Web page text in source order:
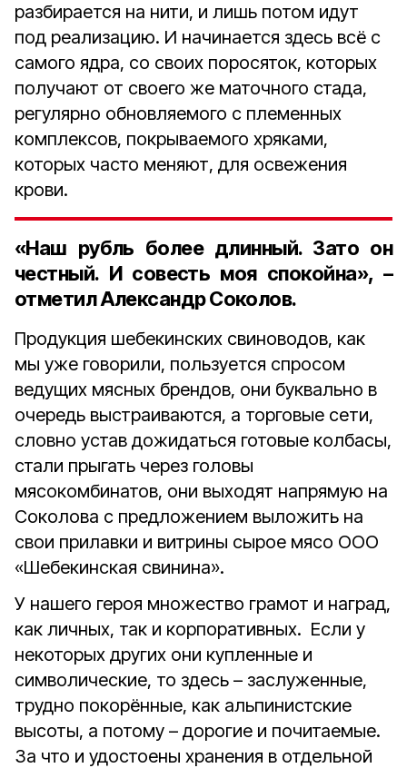
разбирается на нити, и лишь потом идут
под реализацию. И начинается здесь всё с
самого ядра, со своих поросяток, которых
получают от своего же маточного стада,
регулярно обновляемого с племенных
комплексов, покрываемого хряками,
которых часто меняют, для освежения
крови.
«Наш рубль более длинный. Зато он
честный. И совесть моя спокойна», –
отметил Александр Соколов.
Продукция шебекинских свиноводов, как
мы уже говорили, пользуется спросом
ведущих мясных брендов, они буквально в
очередь выстраиваются, а торговые сети,
словно устав дожидаться готовые колбасы,
стали прыгать через головы
мясокомбинатов, они выходят напрямую на
Соколова с предложением выложить на
свои прилавки и витрины сырое мясо ООО
«Шебекинская свинина».
У нашего героя множество грамот и наград,
как личных, так и корпоративных. Если у
некоторых других они купленные и
символические, то здесь – заслуженные,
трудно покорённые, как альпинистские
высоты, а потому – дорогие и почитаемые.
За что и удостоены хранения в отдельной